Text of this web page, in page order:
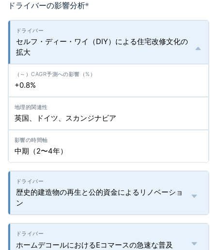
ドライバーの影響分析*
セルフ・ディー・ワイ（DIY）による住宅改修文化の
拡大
+0.8%
英国、ドイツ、スカンジナビア
中期（2〜4年）
歴史的建造物の再生と公的資金によるリノベーショ
ン
ホームデコールにおけるEコマースの急速な普及